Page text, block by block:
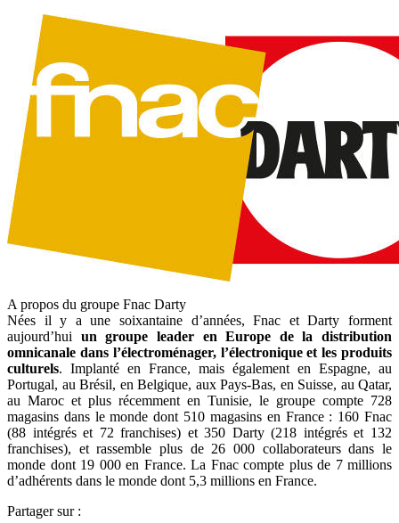
A propos du groupe Fnac Darty
Nées il y a une soixantaine d’années, Fnac et Darty forment
aujourd’hui un groupe leader en Europe de la distribution
omnicanale dans l’électroménager, l’électronique et les produits
culturels. Implanté en France, mais également en Espagne, au
Portugal, au Brésil, en Belgique, aux Pays-Bas, en Suisse, au Qatar,
au Maroc et plus récemment en Tunisie, le groupe compte 728
magasins dans le monde dont 510 magasins en France : 160 Fnac
(88 intégrés et 72 franchises) et 350 Darty (218 intégrés et 132
franchises), et rassemble plus de 26 000 collaborateurs dans le
monde dont 19 000 en France. La Fnac compte plus de 7 millions
d’adhérents dans le monde dont 5,3 millions en France.
Partager sur :